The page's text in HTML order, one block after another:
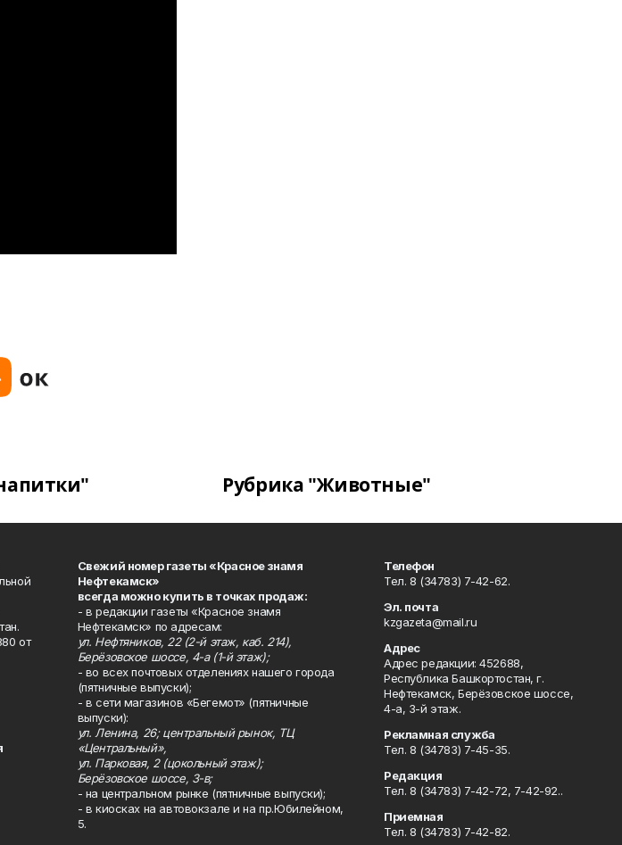
Рубрика "Животные"
от
Свежий номер газеты «Красное знамя
Нефтекамск»
всегда можно купить в точках продаж:
- в редакции газеты «Красное знамя
Нефтекамск» по адресам:
ул. Нефтяников, 22 (2-й этаж, каб. 214),
Берёзовское шоссе, 4-а (1-й этаж);
- во всех почтовых отделениях нашего города
(пятничные выпуски);
- в сети магазинов «Бегемот» (пятничные
выпуски):
ул. Ленина, 26; центральный рынок, ТЦ
«Центральный»,
ул. Парковая, 2 (цокольный этаж);
Берёзовское шоссе, 3-в;
- на центральном рынке (пятничные выпуски);
- в киосках на автовокзале и на пр.Юбилейном,
5.
Телефон
Тел. 8 (34783) 7-42-62.
Эл. почта
kzgazeta@mail.ru
Адрес
Адрес редакции: 452688,
Республика Башкортостан, г.
Нефтекамск, Берёзовское шоссе,
4-а, 3-й этаж.
Рекламная служба
Тел. 8 (34783) 7-45-35.
Редакция
Тел. 8 (34783) 7-42-72, 7-42-92..
Приемная
Тел. 8 (34783) 7-42-82.